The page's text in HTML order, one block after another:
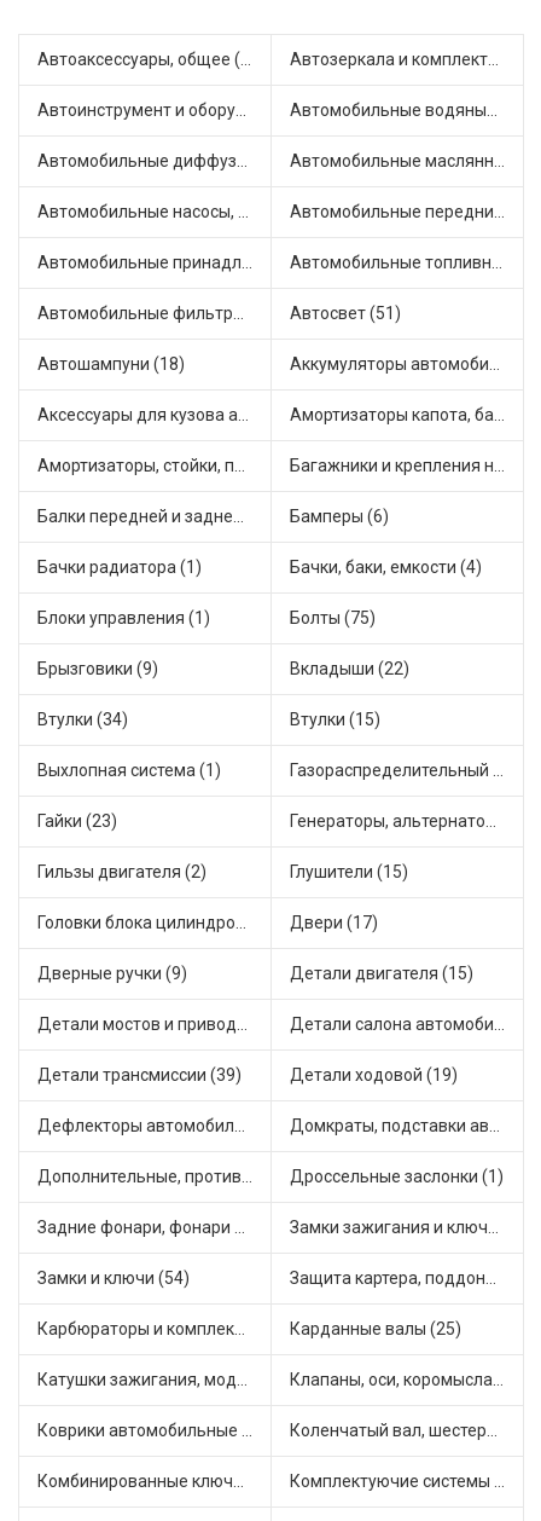
Автоаксессуары, общее (1) Автозеркала и комплектующие (11)
Автоинструмент и оборудование (7) Автомобильные водяные насосы (14)
Автомобильные диффузоры и вентиляторы (4) Автомобильные маслянные насосы (9)
Автомобильные насосы, компрессоры и манометры (1) Автомобильные передние фары (12)
Автомобильные принадлежности и аксессуары (6) Автомобильные топливные насосы (17)
Автомобильные фильтры (1) Автосвет (51)
Автошампуни (18) Аккумуляторы автомобильные (2)
Аксессуары для кузова автомобиля (1) Амортизаторы капота, багажника (6)
Амортизаторы, стойки, подушки стоек (36) Багажники и крепления на крышу (1)
Балки передней и задней подвески (4) Бамперы (6)
Бачки радиатора (1) Бачки, баки, емкости (4)
Блоки управления (1) Болты (75)
Брызговики (9) Вкладыши (22)
Втулки (34) Втулки (15)
Выхлопная система (1) Газораспределительный механизм (2)
Гайки (23) Генераторы, альтернаторы и комплектующие (48)
Гильзы двигателя (2) Глушители (15)
Головки блока цилиндров (2) Двери (17)
Дверные ручки (9) Детали двигателя (15)
Детали мостов и привода трансмиссии (58) Детали салона автомобиля (47)
Детали трансмиссии (39) Детали ходовой (19)
Дефлекторы автомобильные (4) Домкраты, подставки автомобильные (1)
Дополнительные, противотуманные фары (2) Дроссельные заслонки (1)
Задние фонари, фонари видимости (5) Замки зажигания и ключи (11)
Замки и ключи (54) Защита картера, поддона, КПП (3)
Карбюраторы и комплектующие (32) Карданные валы (25)
Катушки зажигания, модули зажигания (3) Клапаны, оси, коромысла (14)
Коврики автомобильные (7) Коленчатый вал, шестерни коленчатого вала (9)
Комбинированные ключи (3) Комплектуючие системы стеклоочистителя (9)